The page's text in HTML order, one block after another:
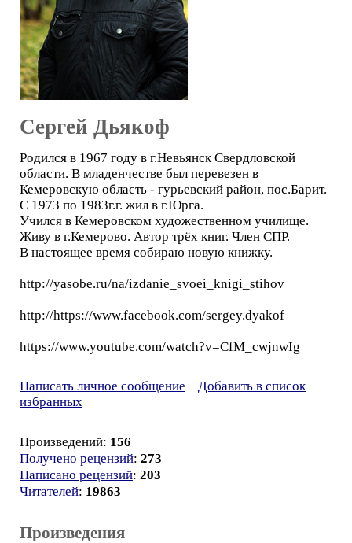
Сергей Дьякоф
Родился в 1967 году в г.Невьянск Свердловской
области. В младенчестве был перевезен в
Кемеровскую область - гурьевский район, пос.Барит.
С 1973 по 1983г.г. жил в г.Юрга.
Учился в Кемеровском художественном училище.
Живу в г.Кемерово. Автор трёх книг. Член СПР.
В настоящее время собираю новую книжку.
http://yasobe.ru/na/izdanie_svoei_knigi_stihov
http://https://www.facebook.com/sergey.dyakof
https://www.youtube.com/watch?v=CfM_cwjnwIg
Написать личное сообщение
Добавить в список
избранных
Произведений: 156
Получено рецензий: 273
Написано рецензий: 203
Читателей: 19863
Произведения